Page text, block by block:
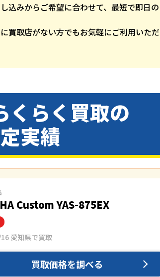
込みからご希望に合わせて、最短で即日の
買取店がない方でもお気軽にご利用いただ
くらく買取の
実績
Custom YAS-875EX
愛知県で買取
買取価格を調べる